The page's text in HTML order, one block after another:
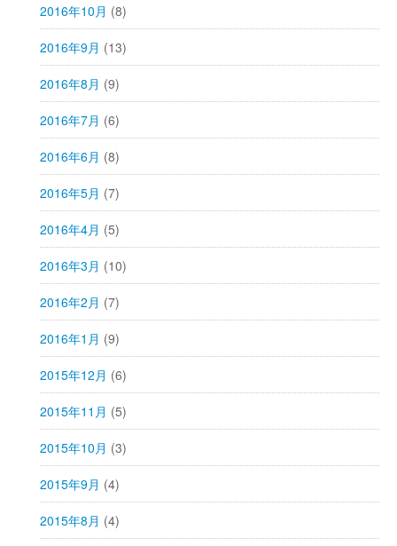
2016年10月 (8)
2016年9月 (13)
2016年8月 (9)
2016年7月 (6)
2016年6月 (8)
2016年5月 (7)
2016年4月 (5)
2016年3月 (10)
2016年2月 (7)
2016年1月 (9)
2015年12月 (6)
2015年11月 (5)
2015年10月 (3)
2015年9月 (4)
2015年8月 (4)